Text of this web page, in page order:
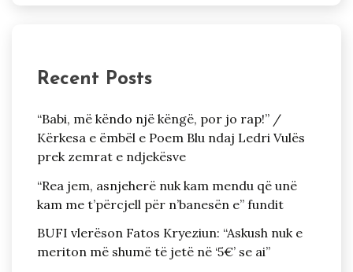
Recent Posts
“Babi, më këndo një këngë, por jo rap!” /
Kërkesa e ëmbël e Poem Blu ndaj Ledri Vulës
prek zemrat e ndjekësve
“Rea jem, asnjeherë nuk kam mendu që unë
kam me t’përcjell për n’banesën e” fundit
BUFI vlerëson Fatos Kryeziun: “Askush nuk e
meriton më shumë të jetë në ‘5€’ se ai”